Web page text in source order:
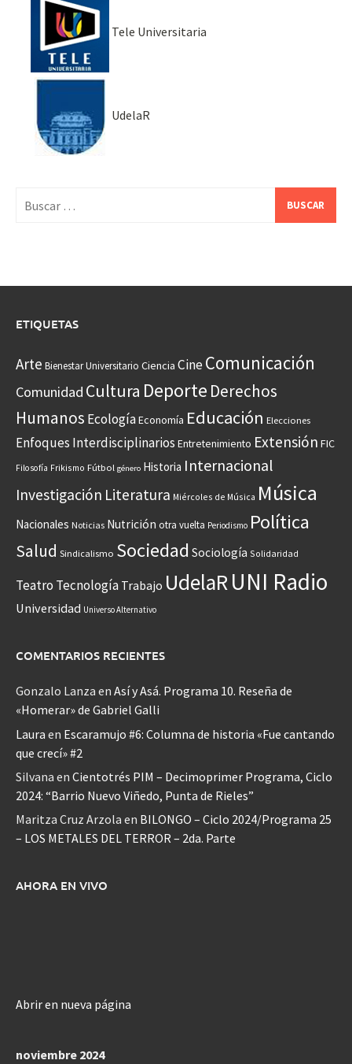
Tele Universitaria
UdelaR
ETIQUETAS
Arte Bienestar Universitario Ciencia CineComunicación
Comunidad Cultura Deporte Derechos
Humanos EcologíaEconomía Educación Elecciones
Enfoques Interdisciplinarios Entretenimiento Extensión FIC
Filosofía Frikismo Fútbol género Historia Internacional
Investigación Literatura Miércoles de Música Música
Nacionales Noticias Nutrición otra vuelta Periodismo Política
Salud Sindicalismo Sociedad Sociología Solidaridad
Teatro Tecnología Trabajo UdelaRUNI Radio
Universidad Universo Alternativo
COMENTARIOS RECIENTES
Gonzalo Lanza en Así y Asá. Programa 10. Reseña de
«Homerar» de Gabriel Galli
Laura en Escaramujo #6: Columna de historia «Fue cantando
que crecí» #2
Silvana en Cientotrés PIM – Decimoprimer Programa, Ciclo
2024: “Barrio Nuevo Viñedo, Punta de Rieles”
Maritza Cruz Arzola en BILONGO – Ciclo 2024/Programa 25
– LOS METALES DEL TERROR – 2da. Parte
AHORA EN VIVO
Abrir en nueva página
noviembre 2024